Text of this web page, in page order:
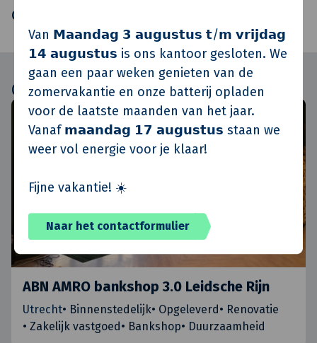
Van 𝗠𝗮𝗮𝗻𝗱𝗮𝗴 𝟯 𝗮𝘂𝗴𝘂𝘀𝘁𝘂𝘀 𝘁/𝗺 𝘃𝗿𝗶𝗷𝗱𝗮𝗴
𝟭𝟰 𝗮𝘂𝗴𝘂𝘀𝘁𝘂𝘀 is ons kantoor gesloten. We
gaan een paar weken genieten van de
zomervakantie en onze batterij opladen
voor de laatste maanden van het jaar.
Vanaf 𝗺𝗮𝗮𝗻𝗱𝗮𝗴 𝟭𝟳 𝗮𝘂𝗴𝘂𝘀𝘁𝘂𝘀 staan we
weer vol energie voor je klaar!
Fijne vakantie! ☀️
Naar het contactformulier
Oplevering
Gerelateerd
ABN AMRO bankshop 3.0 Leidsche Rijn
Utrecht• Binnenstedelijk• Opgeleverd• Renovatie
• Zakelijk vastgoed• Bankshop• Duurzaamheid